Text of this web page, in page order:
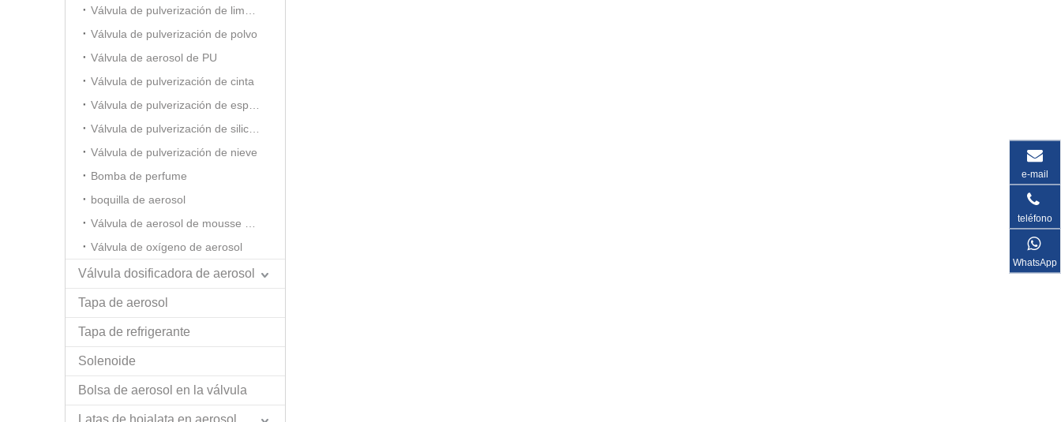
Válvula de pulverización de polvo
Válvula de aerosol de PU
Válvula de pulverización de cinta
Válvula de pulverización de nieve
Bomba de perfume
boquilla de aerosol
Válvula de oxígeno de aerosol
Válvula dosificadora de aerosol
Tapa de aerosol
Tapa de refrigerante
Solenoide
Bolsa de aerosol en la válvula
Latas de hojalata en aerosol
e-mail
teléfono
WhatsApp